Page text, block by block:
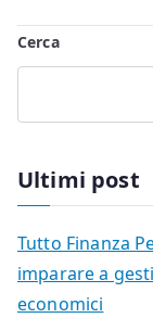
Cerca
Ultimi post
Tutto Finanza
imparare a
economici